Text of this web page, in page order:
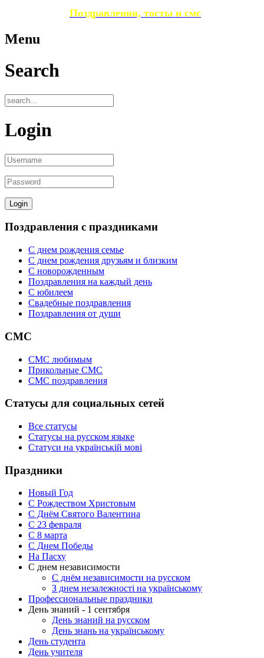
Поздравления, тосты и смс
Menu
Search
Login
Поздравления с праздниками
С днем рождения семье
С днем рождения друзьям и близким
C новорожденным
Поздравления на каждый день
С юбилеем
Свадебные поздравления
Поздравления от души
СМС
СМС любимым
Прикольные СМС
СМС поздравления
Статусы для социальных сетей
Все статусы
Статусы на русском языке
Статуси на українській мові
Праздники
Новый Год
С Рождеством Христовым
С Днём Святого Валентина
С 23 февраля
C 8 марта
С Днем Победы
На Пасху
С днем независимости
С днём независимости на русском
З днем незалежності на українському
Профессиональные праздники
День знаний - 1 сентября
День знаний на русском
День знань на українському
День студента
День учителя